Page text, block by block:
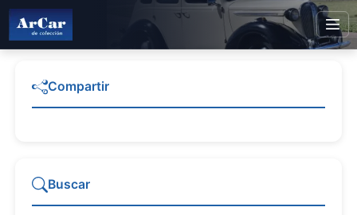
Compartir
Buscar